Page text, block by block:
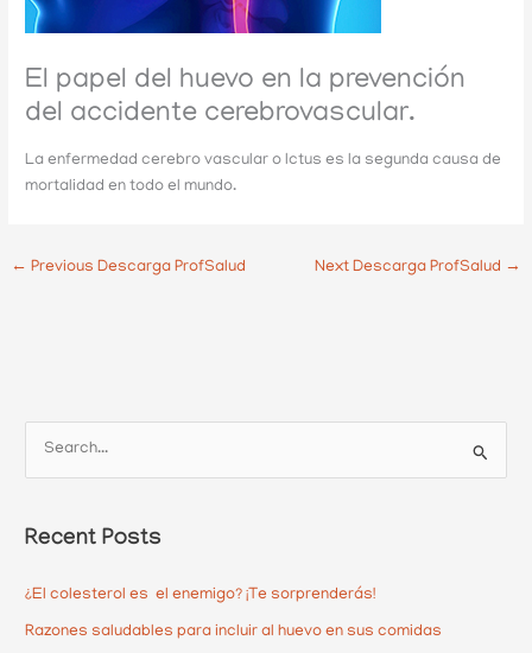
El papel del huevo en la prevención
del accidente cerebrovascular​.
La enfermedad cerebro vascular o Ictus es la segunda causa de
mortalidad en todo el mundo.​
← Previous Descarga ProfSalud Next Descarga ProfSalud →
c
Recent Posts
¿El colesterol es el enemigo? ¡Te sorprenderás!
Razones saludables para incluir al huevo en sus comidas